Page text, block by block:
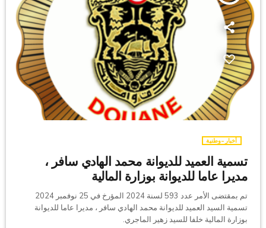
أخبار-وطنية
تسمية العميد للديوانة محمد الهادي سافر ،
مديرا عاما للديوانة بوزارة المالية
تم بمقتضى الأمر عدد 593 لسنة 2024 المؤرخ في 25 نوفمبر 2024
تسمية السيد العميد للديوانة محمد الهادي سافر ، مديرا عاما للديوانة
بوزارة المالية خلفا للسيد زهير الماجري.